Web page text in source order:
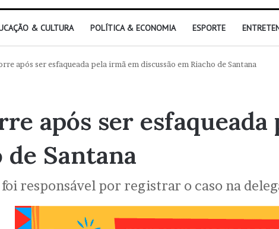
& CULTURA POLÍTICA & ECONOMIA ESPORTE
após ser esfaqueada pela irmã em discussão em Riacho de Santana
após ser
de Santana
responsável por registrar o caso na